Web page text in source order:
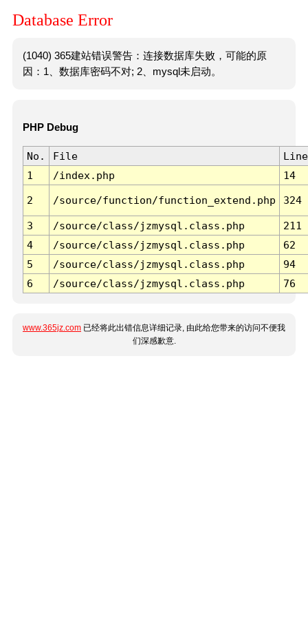
Database Error
(1040) 365建站错误警告：连接数据库失败，可能的原
因：1、数据库密码不对; 2、mysql未启动。
PHP Debug
No. File
Line
1
/index.php 14
2 /source/function/function_extend.php 324
3 /source/class/jzmysql.class.php
211
4
/source/class/jzmysql.class.php
62
5
/source/class/jzmysql.class.php
94
6
/source/class/jzmysql.class.php 76
www.365jz.com 已经将此出错信息详细记录, 由此给您带来的访问不便我
们深感歉意.